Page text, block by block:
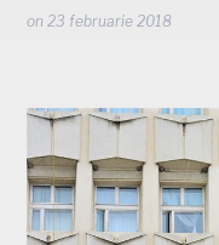
on 23 februarie 2018